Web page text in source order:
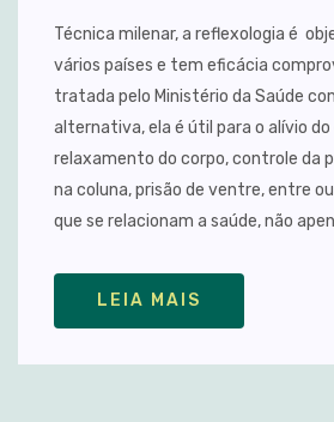
Técnica milenar, a reflexologia é
vários países e tem eficácia
tratada pelo Ministério da Saúde
alternativa, ela é útil para o alívio
relaxamento do corpo, controle da
na coluna, prisão de ventre, entre
que se relacionam a saúde, não
LEIA MAIS